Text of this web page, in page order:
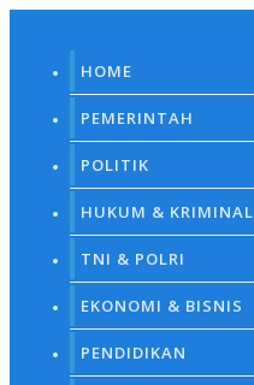
HOME
PEMERINTAH
POLITIK
HUKUM & KRIMINAL
TNI & POLRI
EKONOMI & BISNIS
PENDIDIKAN